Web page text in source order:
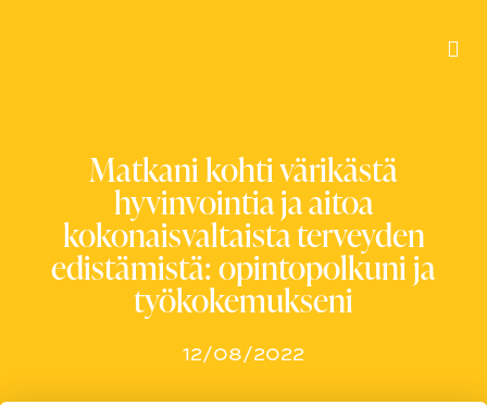
Matkani kohti värikästä
hyvinvointia ja aitoa
kokonaisvaltaista terveyden
edistämistä: opintopolkuni ja
työkokemukseni
12/08/2022